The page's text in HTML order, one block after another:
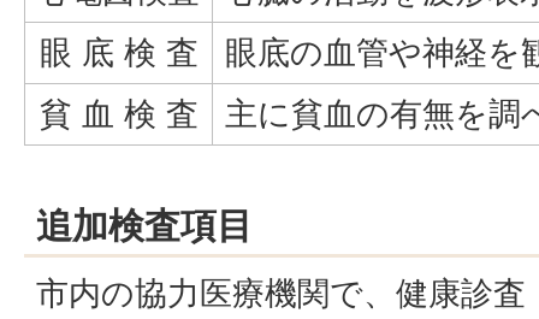
眼 底 検 査
眼底の血管や神経を
貧 血 検 査
主に貧血の有無を調
追加検査項目
市内の協力医療機関で、健康診査